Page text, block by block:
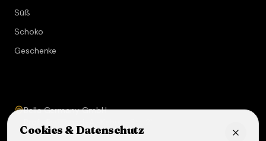
Süß
Schoko
Geschenke
Bella Germany GmbH
67583 Guntersblum
Cookies & Datenschutz